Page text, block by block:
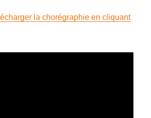
la chorégraphie en cliquant